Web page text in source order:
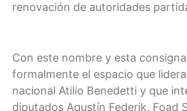
renovación de autoridades
Con este nombre y esta
formalmente el espacio que
nacional Atilio Benedetti y que
diputados Agustín Federik, Foad